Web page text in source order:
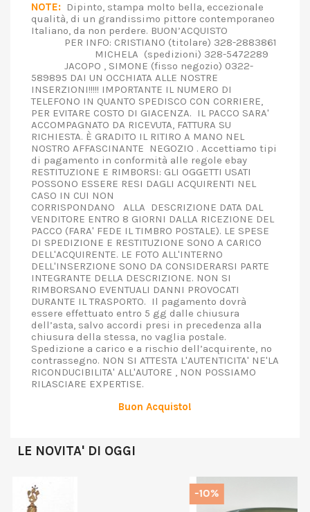
NOTE: Dipinto, stampa molto bella, eccezionale
qualità, di un grandissimo pittore contemporaneo
Italiano, da non perdere. BUON’ACQUISTO
PER INFO: CRISTIANO (titolare) 328-2883861
MICHELA (spedizioni) 328-5472289
JACOPO , SIMONE (fisso negozio) 0322-
589895 DAI UN OCCHIATA ALLE NOSTRE
INSERZIONI!!!!! IMPORTANTE IL NUMERO DI
TELEFONO IN QUANTO SPEDISCO CON CORRIERE,
PER EVITARE COSTO DI GIACENZA. IL PACCO SARA'
ACCOMPAGNATO DA RICEVUTA, FATTURA SU
RICHIESTA. È GRADITO IL RITIRO A MANO NEL
NOSTRO AFFASCINANTE NEGOZIO . Accettiamo tipi
di pagamento in conformità alle regole ebay
RESTITUZIONE E RIMBORSI: GLI OGGETTI USATI
POSSONO ESSERE RESI DAGLI ACQUIRENTI NEL
CASO IN CUI NON
CORRISPONDANO ALLA DESCRIZIONE DATA DAL
VENDITORE ENTRO 8 GIORNI DALLA RICEZIONE DEL
PACCO (FARA' FEDE IL TIMBRO POSTALE). LE SPESE
DI SPEDIZIONE E RESTITUZIONE SONO A CARICO
DELL'ACQUIRENTE. LE FOTO ALL'INTERNO
DELL'INSERZIONE SONO DA CONSIDERARSI PARTE
INTEGRANTE DELLA DESCRIZIONE. NON SI
RIMBORSANO EVENTUALI DANNI PROVOCATI
DURANTE IL TRASPORTO. Il pagamento dovrà
essere effettuato entro 5 gg dalle chiusura
dell’asta, salvo accordi presi in precedenza alla
chiusura della stessa, no vaglia postale.
Spedizione a carico e a rischio dell’acquirente, no
contrassegno. NON SI ATTESTA L'AUTENTICITA' NE'LA
RICONDUCIBILITA' ALL'AUTORE , NON POSSIAMO
RILASCIARE EXPERTISE.
Buon Acquisto!
LE NOVITA' DI OGGI